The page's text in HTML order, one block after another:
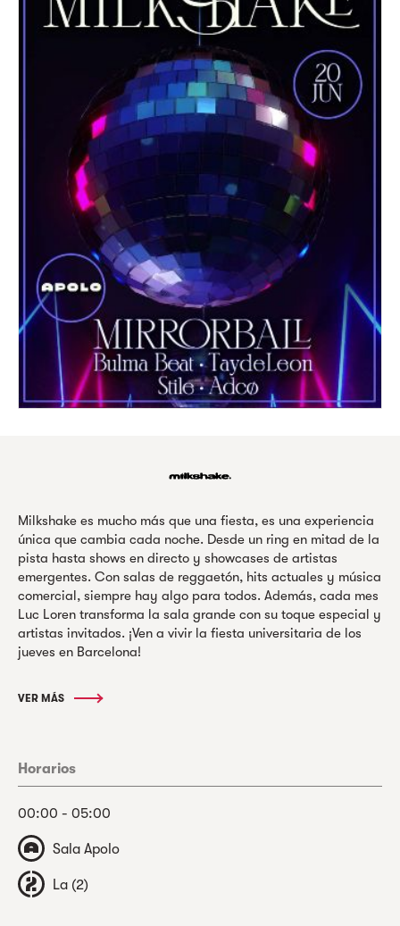
Milkshake es mucho más que una fiesta, es una experiencia
única que cambia cada noche. Desde un ring en mitad de la
pista hasta shows en directo y showcases de artistas
emergentes. Con salas de reggaetón, hits actuales y música
comercial, siempre hay algo para todos. Además, cada mes
Luc Loren transforma la sala grande con su toque especial y
artistas invitados. ¡Ven a vivir la fiesta universitaria de los
jueves en Barcelona!
VER MÁS
Horarios
00:00 - 05:00
Sala Apolo
La (2)